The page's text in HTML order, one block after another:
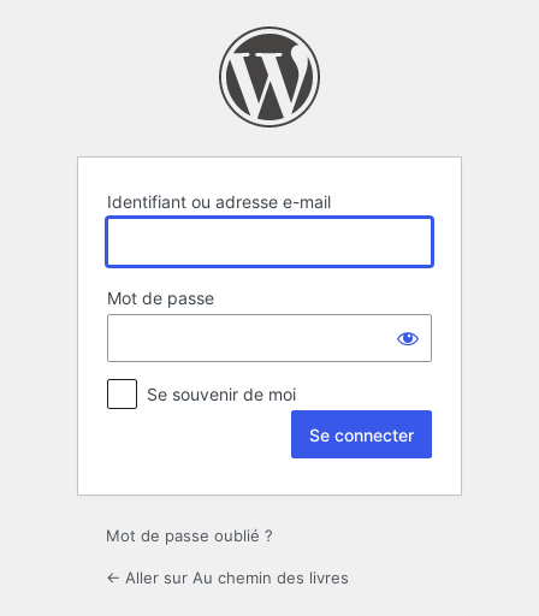
Identifiant ou adresse e-mail
Mot de passe
Se souvenir de moi
Mot de passe oublié ?
← Aller sur Au chemin des livres